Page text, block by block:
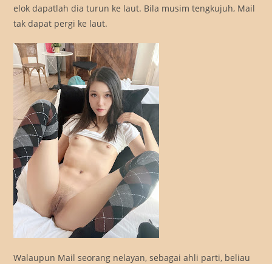
elok dapatlah dia turun ke laut. Bila musim tengkujuh, Mail
tak dapat pergi ke laut.
Walaupun Mail seorang nelayan, sebagai ahli parti, beliau